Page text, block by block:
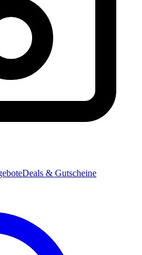
Deals & Gutscheine